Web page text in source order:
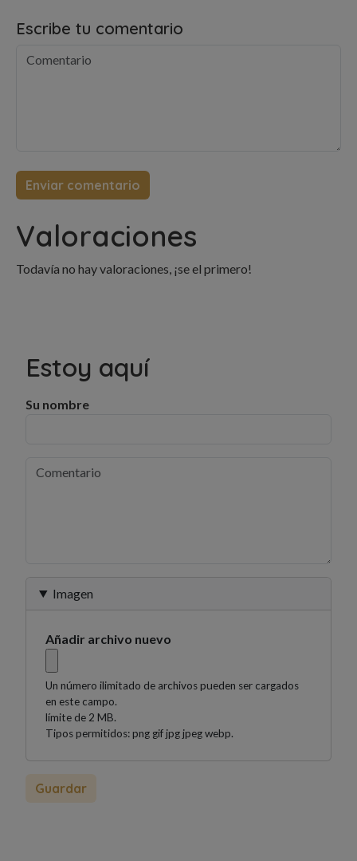
Escribe tu comentario
Valoraciones
Todavía no hay valoraciones, ¡se el primero!
Estoy aquí
Su nombre
Imagen
Añadir archivo nuevo
Un número ilimitado de archivos pueden ser cargados
en este campo.
límite de 2 MB.
Tipos permitidos: png gif jpg jpeg webp.